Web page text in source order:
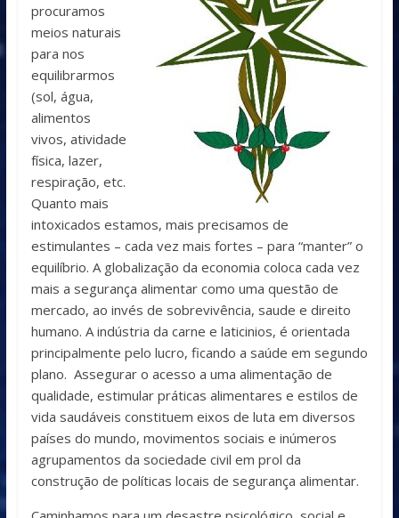
procuramos
meios naturais
para nos
equilibrarmos
(sol, água,
alimentos
vivos, atividade
física, lazer,
respiração, etc.
Quanto mais
intoxicados estamos, mais precisamos de
estimulantes – cada vez mais fortes – para “manter” o
equilíbrio. A globalização da economia coloca cada vez
mais a segurança alimentar como uma questão de
mercado, ao invés de sobrevivência, saude e direito
humano. A indústria da carne e laticinios, é orientada
principalmente pelo lucro, ficando a saúde em segundo
plano. Assegurar o acesso a uma alimentação de
qualidade, estimular práticas alimentares e estilos de
vida saudáveis constituem eixos de luta em diversos
países do mundo, movimentos sociais e inúmeros
agrupamentos da sociedade civil em prol da
construção de políticas locais de segurança alimentar.